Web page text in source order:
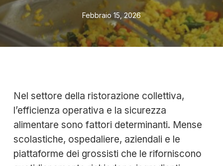
Febbraio 15, 2026
Nel settore della ristorazione collettiva,
l’efficienza operativa e la sicurezza
alimentare sono fattori determinanti. Mense
scolastiche, ospedaliere, aziendali e le
piattaforme dei grossisti che le riforniscono